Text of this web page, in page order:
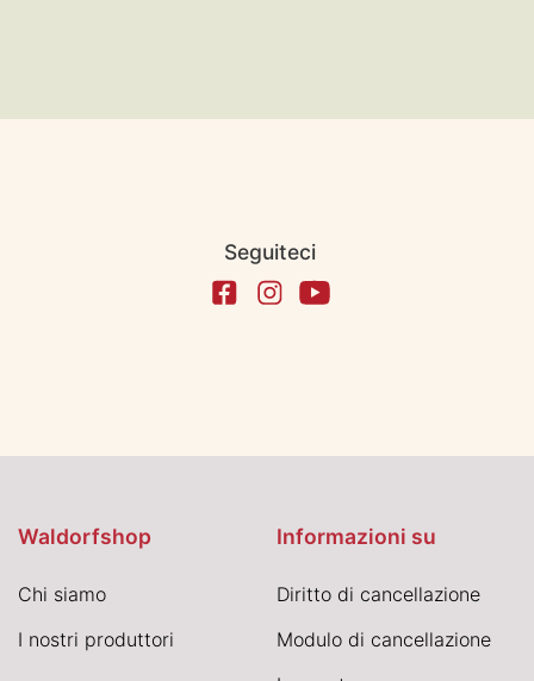
Seguiteci
Waldorfshop
Chi siamo
I nostri produttori
Informazioni su
Diritto di cancellazione
Modulo di cancellazione